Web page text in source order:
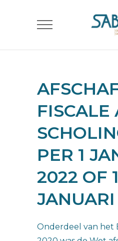
FISCALE
PER 1
2022 OF 1
Onderdeel van het